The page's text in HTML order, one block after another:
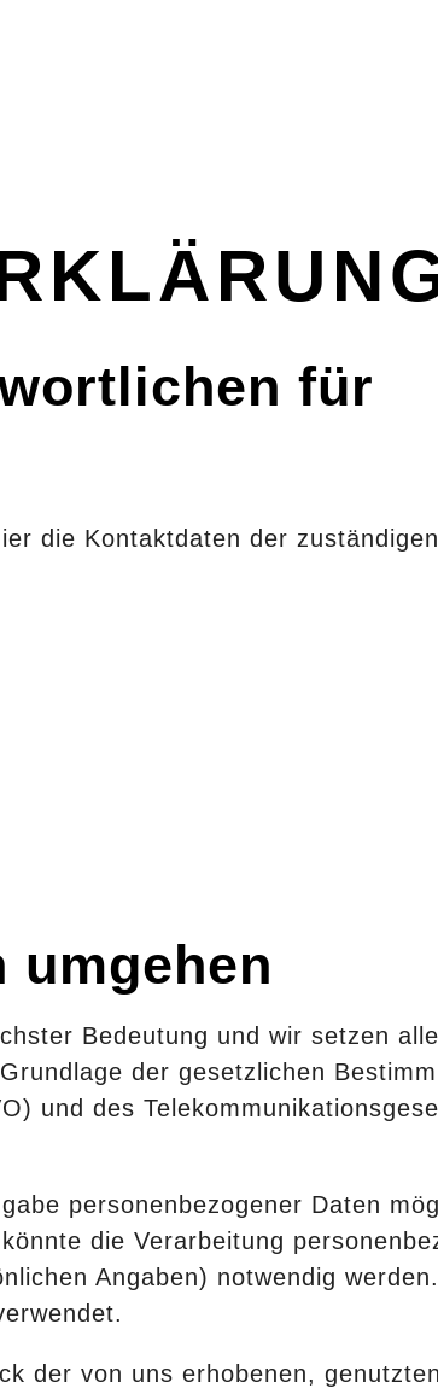
für
die Kontaktdaten der
umgehen
Bedeutung und wir setzen
der gesetzlichen
und des
personenbezogener Daten
die Verarbeitung
Angaben) notwendig
der von uns erhobenen,